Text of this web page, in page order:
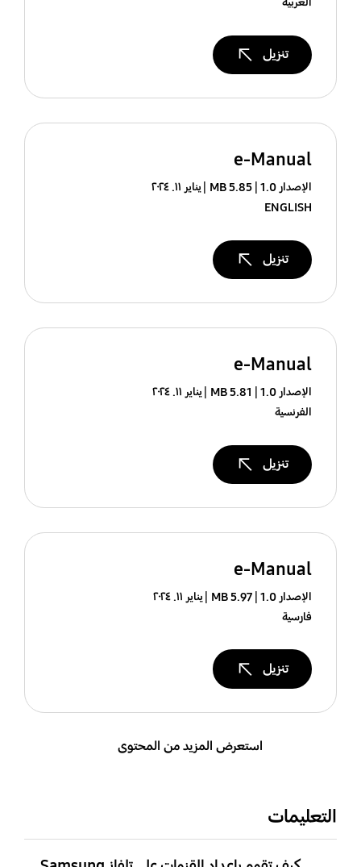
تنزيل
e-Manual
الإصدار 1.0 5.85 MB
يناير ١١. ٢٠٢٤
ENGLISH
تنزيل
e-Manual
الإصدار 1.0 5.81 MB
يناير ١١. ٢٠٢٤
الفرنسية
تنزيل
e-Manual
الإصدار 1.0 5.97 MB
يناير ١١. ٢٠٢٤
فارسية
تنزيل
استعرض المزيد من المحتوى
التعليمات